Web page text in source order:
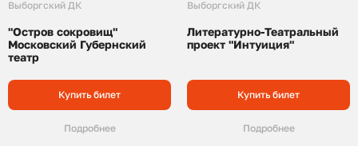
Выборгский ДК
"Остров сокровищ"
Московский Губернский
театр
Купить билет
Подробнее
Выборгский ДК
Литературно-Театральный
проект "Интуиция"
Купить билет
Подробнее